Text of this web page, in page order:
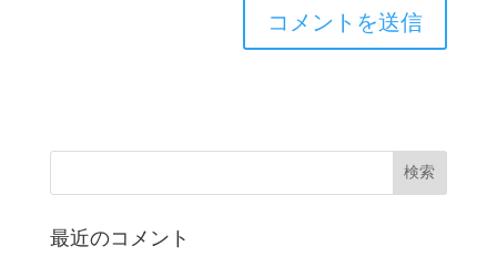
最近のコメント